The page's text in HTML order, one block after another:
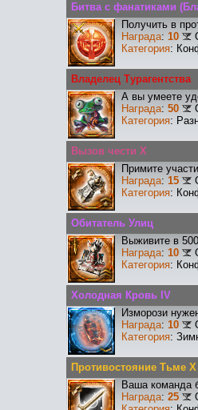
Битва с фанатиками
Получить в
Награда: 10
Категория:
Владелец Турагентства
А вы умеете
Награда: 50
Категория:
Вызов чести X
Примите
Награда: 15
Категория:
Обитатель Улиц
Выживите в
Награда: 10
Категория:
Холодная Кровь IV
Изморози
Награда: 10
Категория:
Противостояние Тьме X
Ваша команда
Награда: 25